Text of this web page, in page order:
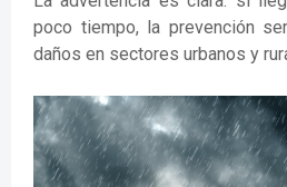
poco tiempo, la prevención
daños en sectores urbanos y